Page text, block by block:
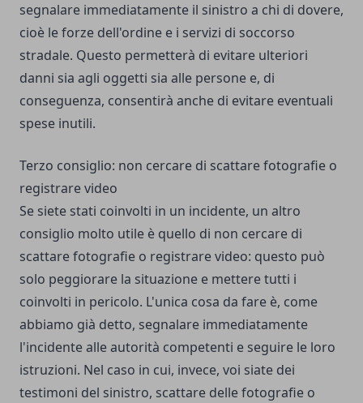
segnalare immediatamente il sinistro a chi di dovere,
cioè le forze dell'ordine e i servizi di soccorso
stradale. Questo permetterà di evitare ulteriori
danni sia agli oggetti sia alle persone e, di
conseguenza, consentirà anche di evitare eventuali
spese inutili.
Terzo consiglio: non cercare di scattare fotografie o
registrare video
Se siete stati coinvolti in un incidente, un altro
consiglio molto utile è quello di non cercare di
scattare fotografie o registrare video: questo può
solo peggiorare la situazione e mettere tutti i
coinvolti in pericolo. L'unica cosa da fare è, come
abbiamo già detto, segnalare immediatamente
l'incidente alle autorità competenti e seguire le loro
istruzioni. Nel caso in cui, invece, voi siate dei
testimoni del sinistro, scattare delle fotografie o